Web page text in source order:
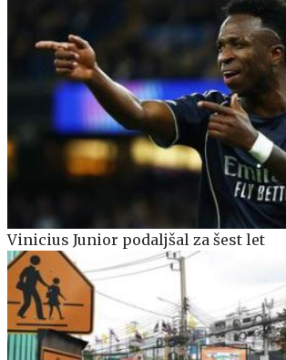
Vinicius Junior podaljšal za šest let